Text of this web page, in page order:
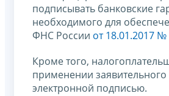
подписывать банковские
необходимого для
ФНС России от 18.01.2017
Кроме того,
применении
электронной подписью.